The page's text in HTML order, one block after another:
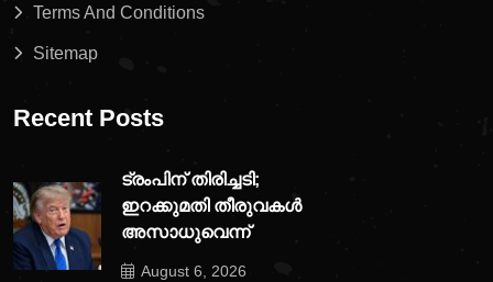
Terms And Conditions
Sitemap
Recent Posts
ട്രംപിന് തിരിച്ചടി;
ഇറക്കുമതി തീരുവകൾ
അസാധുവെന്ന്
August 6, 2026